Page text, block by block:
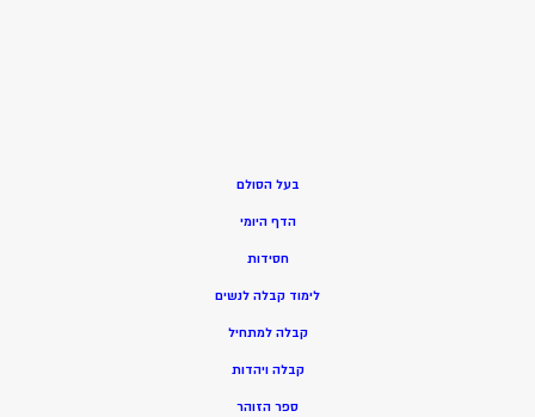
בעל הסולם
הדף היומי
חסידות
לימוד קבלה לנשים
קבלה למתחיל
קבלה ויהדות
ספר הזוהר